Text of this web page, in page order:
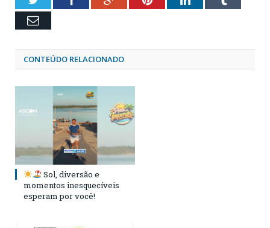
Email
CONTEÚDO RELACIONADO
Sol, diversão e
momentos inesquecíveis
esperam por você!